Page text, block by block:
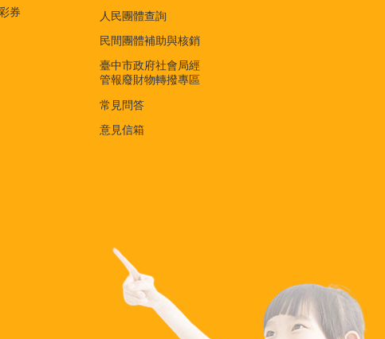
券
人民團體查詢
民間團體補助與核銷
臺中市政府社會局經
管報廢財物轉撥專區
常見問答
意見信箱